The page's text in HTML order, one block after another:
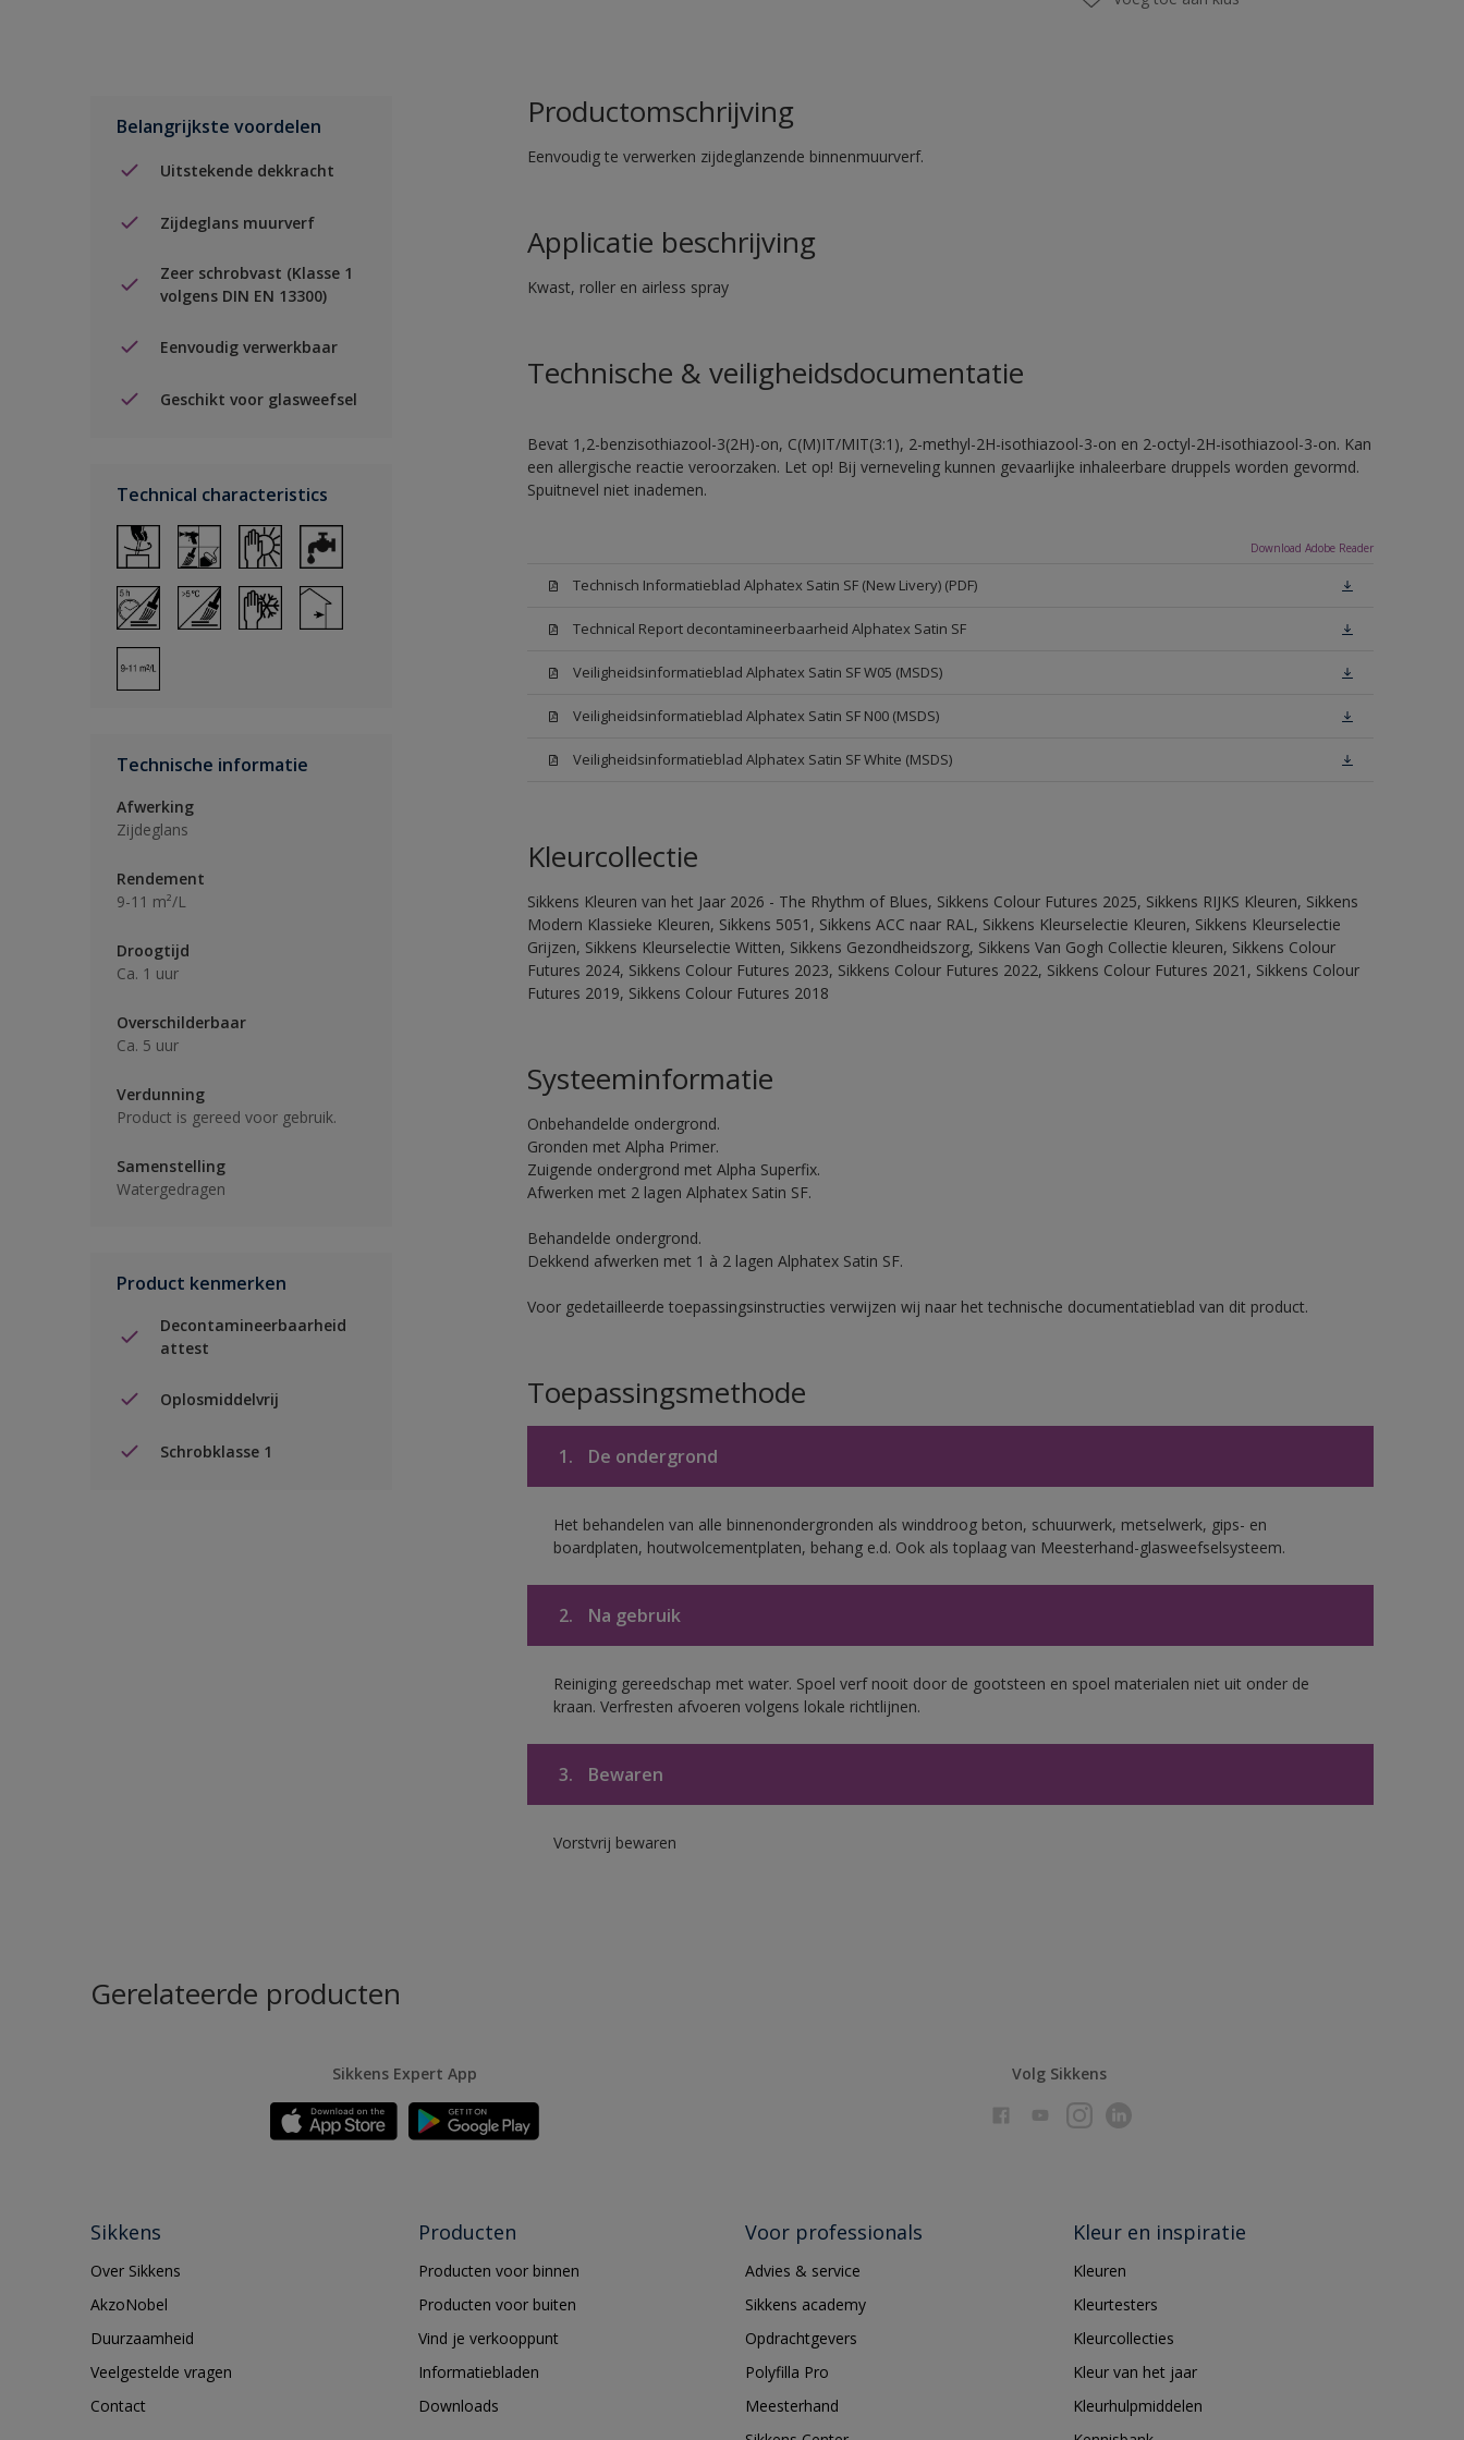
Belangrijkste voordelen
Uitstekende dekkracht
Zijdeglans muurverf
Zeer schrobvast (Klasse 1
volgens DIN EN 13300)
Eenvoudig verwerkbaar
Geschikt voor glasweefsel
Technical characteristics
Technische informatie
Afwerking
Zijdeglans
Rendement
9-11 m²/L
Droogtijd
Ca. 1 uur
Overschilderbaar
Ca. 5 uur
Verdunning
Product is gereed voor gebruik.
Samenstelling
Watergedragen
Product kenmerken
Decontamineerbaarheid
attest
Oplosmiddelvrij
Schrobklasse 1
Productomschrijving
Eenvoudig te verwerken zijdeglanzende binnenmuurverf.
Applicatie beschrijving
Kwast, roller en airless spray
Technische & veiligheidsdocumentatie
Bevat 1,2-benzisothiazool-3(2H)-on, C(M)IT/MIT(3:1), 2-methyl-2H-isothiazool-3-on en 2-octyl-2H-isothiazool-3-on. Kan
een allergische reactie veroorzaken. Let op! Bij verneveling kunnen gevaarlijke inhaleerbare druppels worden gevormd.
Spuitnevel niet inademen.
Download Adobe Reader
Technisch Informatieblad Alphatex Satin SF (New Livery) (PDF)
Technical Report decontamineerbaarheid Alphatex Satin SF
Veiligheidsinformatieblad Alphatex Satin SF W05 (MSDS)
Veiligheidsinformatieblad Alphatex Satin SF N00 (MSDS)
Veiligheidsinformatieblad Alphatex Satin SF White (MSDS)
Kleurcollectie
Sikkens Kleuren van het Jaar 2026 - The Rhythm of Blues, Sikkens Colour Futures 2025, Sikkens RIJKS Kleuren, Sikkens
Modern Klassieke Kleuren, Sikkens 5051, Sikkens ACC naar RAL, Sikkens Kleurselectie Kleuren, Sikkens Kleurselectie
Grijzen, Sikkens Kleurselectie Witten, Sikkens Gezondheidszorg, Sikkens Van Gogh Collectie kleuren, Sikkens Colour
Futures 2024, Sikkens Colour Futures 2023, Sikkens Colour Futures 2022, Sikkens Colour Futures 2021, Sikkens Colour
Futures 2019, Sikkens Colour Futures 2018
Systeeminformatie
Onbehandelde ondergrond.
Gronden met Alpha Primer.
Zuigende ondergrond met Alpha Superfix.
Afwerken met 2 lagen Alphatex Satin SF.
Behandelde ondergrond.
Dekkend afwerken met 1 à 2 lagen Alphatex Satin SF.
Voor gedetailleerde toepassingsinstructies verwijzen wij naar het technische documentatieblad van dit product.
Toepassingsmethode
1. De ondergrond
Het behandelen van alle binnenondergronden als winddroog beton, schuurwerk, metselwerk, gips- en
boardplaten, houtwolcementplaten, behang e.d. Ook als toplaag van Meesterhand-glasweefselsysteem.
2. Na gebruik
Reiniging gereedschap met water. Spoel verf nooit door de gootsteen en spoel materialen niet uit onder de
kraan. Verfresten afvoeren volgens lokale richtlijnen.
3. Bewaren
Vorstvrij bewaren
Gerelateerde producten
Sikkens Expert App Volg Sikkens
Sikkens
Over Sikkens
AkzoNobel
Duurzaamheid
Veelgestelde vragen
Contact
Producten
Producten voor binnen
Producten voor buiten
Vind je verkooppunt
Informatiebladen
Downloads
Voor professionals
Advies & service
Sikkens academy
Opdrachtgevers
Polyfilla Pro
Meesterhand
Kleur en inspiratie
Kleuren
Kleurtesters
Kleurcollecties
Kleur van het jaar
Kleurhulpmiddelen